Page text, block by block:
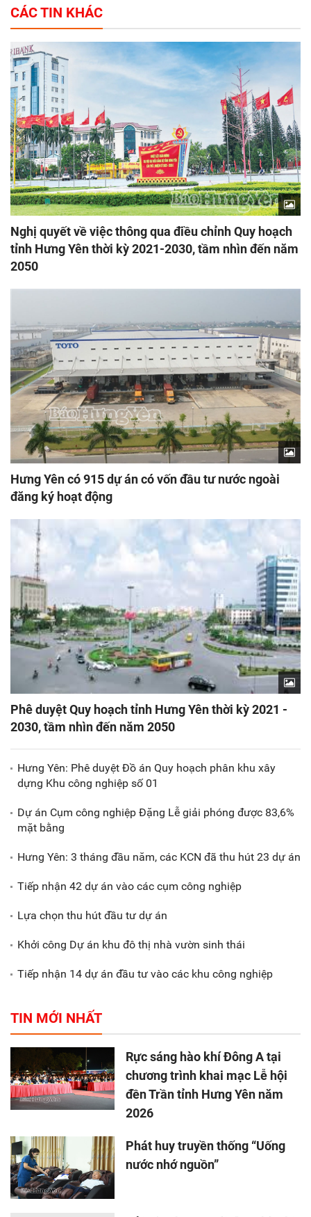
CÁC TIN KHÁC
Nghị quyết về việc thông qua điều chỉnh Quy hoạch
tỉnh Hưng Yên thời kỳ 2021-2030, tầm nhìn đến năm
2050
Hưng Yên có 915 dự án có vốn đầu tư nước ngoài
đăng ký hoạt động
Phê duyệt Quy hoạch tỉnh Hưng Yên thời kỳ 2021 -
2030, tầm nhìn đến năm 2050
Hưng Yên: Phê duyệt Đồ án Quy hoạch phân khu xây
dựng Khu công nghiệp số 01
Dự án Cụm công nghiệp Đặng Lễ giải phóng được 83,6%
mặt bằng
Hưng Yên: 3 tháng đầu năm, các KCN đã thu hút 23 dự án
Tiếp nhận 42 dự án vào các cụm công nghiệp
Lựa chọn thu hút đầu tư dự án
Khởi công Dự án khu đô thị nhà vườn sinh thái
Tiếp nhận 14 dự án đầu tư vào các khu công nghiệp
TIN MỚI NHẤT
Rực sáng hào khí Đông A tại
chương trình khai mạc Lễ hội
đền Trần tỉnh Hưng Yên năm
2026
Phát huy truyền thống “Uống
nước nhớ nguồn”